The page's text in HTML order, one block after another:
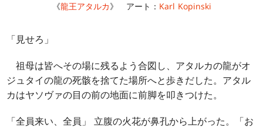
《龍王アタルカ》 アート： Karl Kopinski
「見せろ」
祖母は皆へその場に残るよう合図し、アタルカの龍がオ
ジュタイの龍の死骸を捨てた場所へと歩きだした。アタル
カはヤソヴァの目の前の地面に前脚を叩きつけた。
「全員来い、全員」 立腹の火花が鼻孔から上がった。「お